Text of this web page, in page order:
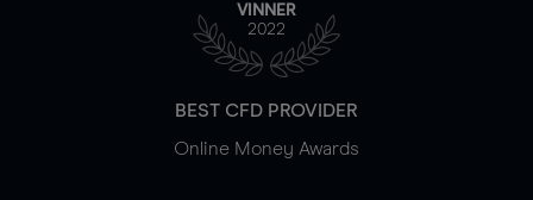
VINNER
2022
BEST CFD PROVIDER
Online Money Awards